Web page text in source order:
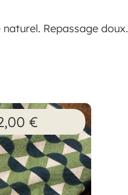
Repassage doux.
€